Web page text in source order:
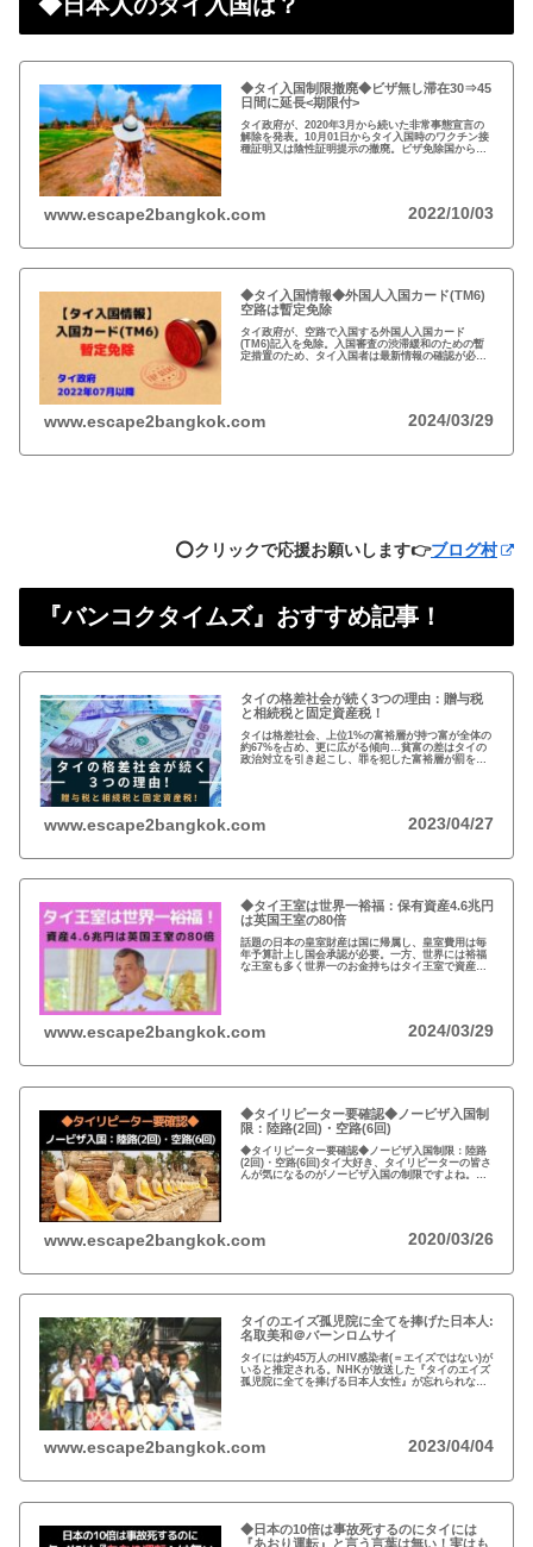
◆タイ入国制限撤廃◆ビザ無し滞在30⇒45
日間に延長<期限付>
タイ政府が、2020年3月から続いた非常事態宣言の
解除を発表。10月01日からタイ入国時のワクチン接
種証明又は陰性証明提示の撤廃。ビザ免除国からの
www.escape2bangkok.com 2022/10/03
◆タイ入国情報◆外国人入国カード(TM6)
空路は暫定免除
タイ政府が、空路で入国する外国人入国カード
(TM6)記入を免除。入国審査の渋滞緩和のための暫
定措置のため、タイ入国者は最新情報の確認が必
www.escape2bangkok.com 2024/03/29
⭕️クリックで応援お願いします👉ブログ村
『バンコクタイムズ』おすすめ記事！
タイの格差社会が続く3つの理由：贈与税
と相続税と固定資産税！
タイは格差社会、上位1%の富裕層が持つ富が全体の
約67%を占め、更に広がる傾向…貧富の差はタイの
政治対立を引き起こし、罪を犯した富裕層が罰を免
www.escape2bangkok.com 2023/04/27
◆タイ王室は世界一裕福：保有資産4.6兆円
は英国王室の80倍
話題の日本の皇室財産は国に帰属し、皇室費用は毎
年予算計上し国会承認が必要。一方、世界には裕福
な王室も多く世界一のお金持ちはタイ王室で資産は
www.escape2bangkok.com 2024/03/29
◆タイリピーター要確認◆ノービザ入国制
限：陸路(2回)・空路(6回)
◆タイリピーター要確認◆ノービザ入国制限：陸路
(2回)・空路(6回)タイ大好き、タイリピーターの皆さ
んが気になるのがノービザ入国の制限ですよね。近
www.escape2bangkok.com 2020/03/26
タイのエイズ孤児院に全てを捧げた日本人:
名取美和＠バーンロムサイ
タイには約45万人のHIV感染者(＝エイズではない)が
いると推定される。NHKが放送した『タイのエイズ
孤児院に全てを捧げる日本人女性』が忘れられな
www.escape2bangkok.com 2023/04/04
◆日本の10倍は事故死するのにタイには
『あおり運転』と言う言葉は無い！実はも